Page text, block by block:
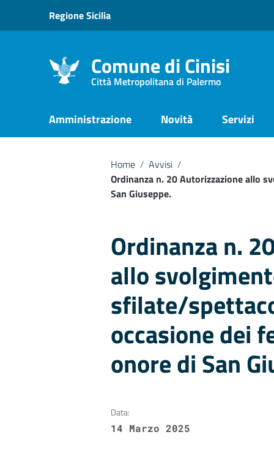
Vai ai contenuti
Vai al menu di navigazione
Regione Sicilia
Comune di Cinisi
Città Metropolitana di Palermo
Amministrazione Novità Servizi
Home / Avvisi /
Ordinanza n. 20 Autorizzazione allo
San Giuseppe.
Ordinanza n.
allo
sfilate/
occasione dei
onore di San
Data:
14 Marzo 2025